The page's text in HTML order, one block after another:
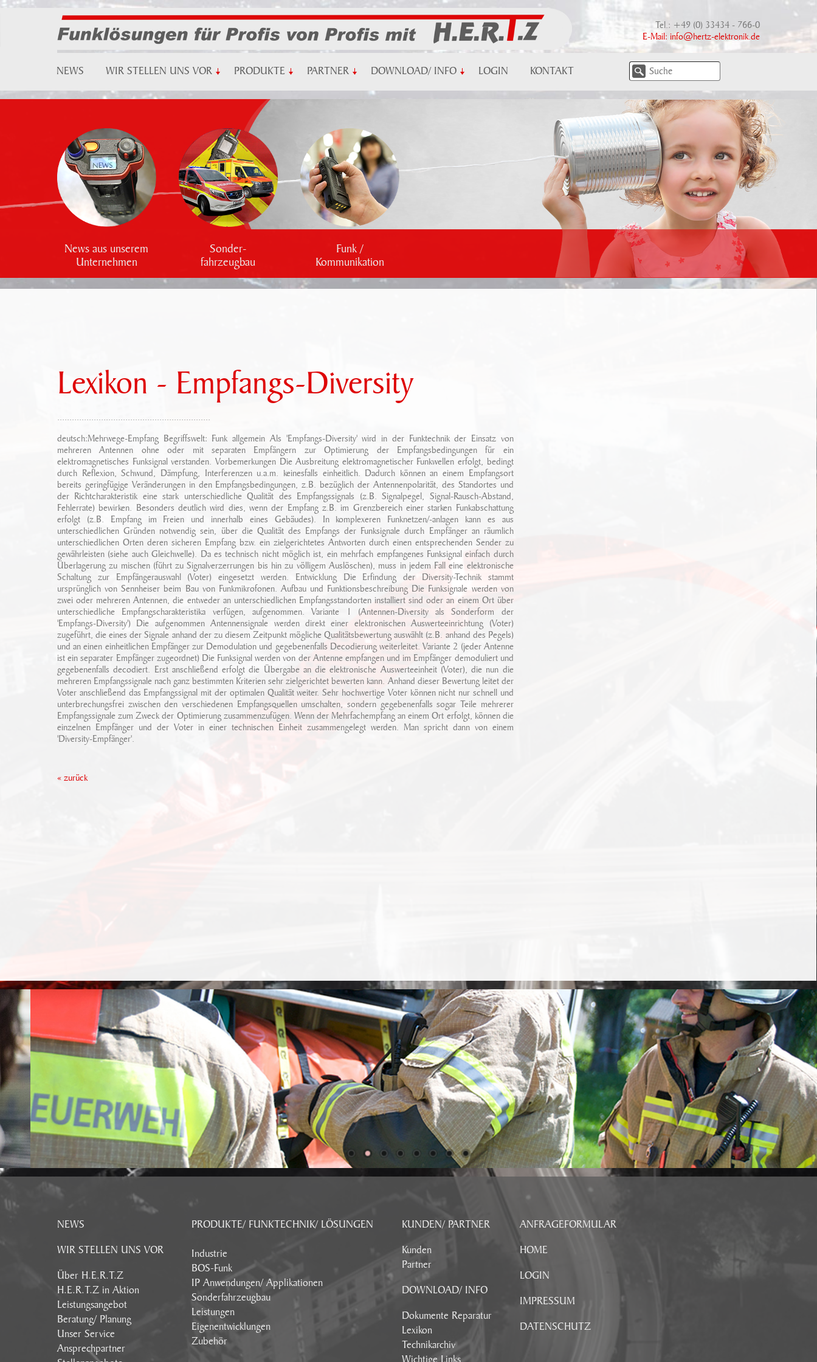
Tel.: +49 (0) 33434 - 766-0
E-Mail: info@hertz-elektronik.de
NEWS WIR STELLEN UNS VOR PRODUKTE PARTNER DOWNLOAD/ INFO LOGIN KONTAKT
News aus unserem
Unternehmen
Sonder-
fahrzeugbau
Funk /
Kommunikation
Lexikon - Empfangs-Diversity
deutsch:Mehrwege-Empfang Begriffswelt: Funk allgemein Als 'Empfangs-Diversity' wird in der Funktechnik der Einsatz von
mehreren Antennen ohne oder mit separaten Empfängern zur Optimierung der Empfangsbedingungen für ein
elektromagnetisches Funksignal verstanden. Vorbemerkungen Die Ausbreitung elektromagnetischer Funkwellen erfolgt, bedingt
durch Reflexion, Schwund, Dämpfung, Interferenzen u.a.m. keinesfalls einheitlich. Dadurch können an einem Empfangsort
bereits geringfügige Veränderungen in den Empfangsbedingungen, z.B. bezüglich der Antennenpolarität, des Standortes und
der Richtcharakteristik eine stark unterschiedliche Qualität des Empfangssignals (z.B. Signalpegel, Signal-Rausch-Abstand,
Fehlerrate) bewirken. Besonders deutlich wird dies, wenn der Empfang z.B. im Grenzbereich einer starken Funkabschattung
erfolgt (z.B. Empfang im Freien und innerhalb eines Gebäudes). In komplexeren Funknetzen/-anlagen kann es aus
unterschiedlichen Gründen notwendig sein, über die Qualität des Empfangs der Funksignale durch Empfänger an räumlich
unterschiedlichen Orten deren sicheren Empfang bzw. ein zielgerichtetes Antworten durch einen entsprechenden Sender zu
gewährleisten (siehe auch Gleichwelle). Da es technisch nicht möglich ist, ein mehrfach empfangenes Funksignal einfach durch
Überlagerung zu mischen (führt zu Signalverzerrungen bis hin zu völligem Auslöschen), muss in jedem Fall eine elektronische
Schaltung zur Empfängerauswahl (Voter) eingesetzt werden. Entwicklung Die Erfindung der Diversity-Technik stammt
ursprünglich von Sennheiser beim Bau von Funkmikrofonen. Aufbau und Funktionsbeschreibung Die Funksignale werden von
zwei oder mehreren Antennen, die entweder an unterschiedlichen Empfangsstandorten installiert sind oder an einem Ort über
unterschiedliche Empfangscharakteristika verfügen, aufgenommen. Variante 1 (Antennen-Diversity als Sonderform der
'Empfangs-Diversity') Die aufgenommen Antennensignale werden direkt einer elektronischen Auswerteeinrichtung (Voter)
zugeführt, die eines der Signale anhand der zu diesem Zeitpunkt mögliche Qualitätsbewertung auswählt (z.B. anhand des Pegels)
und an einen einheitlichen Empfänger zur Demodulation und gegebenenfalls Decodierung weiterleitet. Variante 2 (jeder Antenne
ist ein separater Empfänger zugeordnet) Die Funksignal werden von der Antenne empfangen und im Empfänger demoduliert und
gegebenenfalls decodiert. Erst anschließend erfolgt die Übergabe an die elektronische Auswerteeinheit (Voter), die nun die
mehreren Empfangssignale nach ganz bestimmten Kriterien sehr zielgerichtet bewerten kann. Anhand dieser Bewertung leitet der
Voter anschließend das Empfangssignal mit der optimalen Qualität weiter. Sehr hochwertige Voter können nicht nur schnell und
unterbrechungsfrei zwischen den verschiedenen Empfangsquellen umschalten, sondern gegebenenfalls sogar Teile mehrerer
Empfangssignale zum Zweck der Optimierung zusammenzufügen. Wenn der Mehrfachempfang an einem Ort erfolgt, können die
einzelnen Empfänger und der Voter in einer technischen Einheit zusammengelegt werden. Man spricht dann von einem
'Diversity-Empfänger'.
« zurück
NEWS
WIR STELLEN UNS VOR
Über H.E.R.T.Z
H.E.R.T.Z in Aktion
Leistungsangebot
Beratung/ Planung
Unser Service
Ansprechpartner
PRODUKTE/ FUNKTECHNIK/ LÖSUNGEN
Industrie
BOS-Funk
IP Anwendungen/ Applikationen
Sonderfahrzeugbau
Leistungen
Eigenentwicklungen
Zubehör
KUNDEN/ PARTNER
Kunden
Partner
DOWNLOAD/ INFO
Dokumente Reparatur
Lexikon
Technikarchiv
Wichtige Links
ANFRAGEFORMULAR
HOME
LOGIN
IMPRESSUM
DATENSCHUTZ